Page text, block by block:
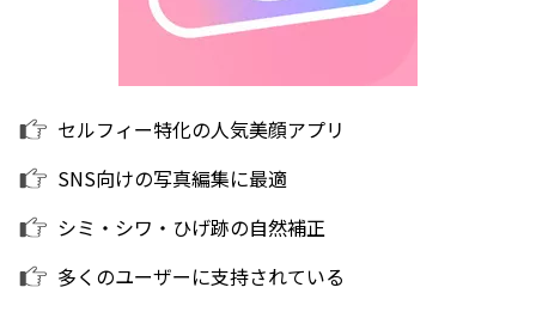
セルフィー特化の人気美顔アプリ
SNS向けの写真編集に最適
シミ・シワ・ひげ跡の自然補正
多くのユーザーに支持されている